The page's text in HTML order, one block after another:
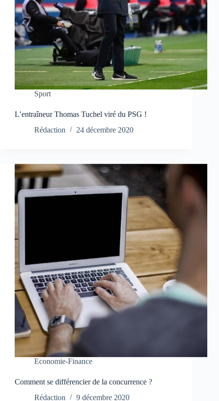
Sport
L’entraîneur Thomas Tuchel viré du PSG !
Rédaction
24 décembre 2020
Economie-Finance
Comment se différencier de la concurrence ?
Rédaction
9 décembre 2020